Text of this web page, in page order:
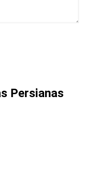
Persianas